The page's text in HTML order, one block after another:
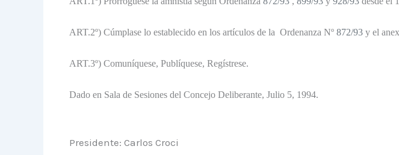
ART.2º) Cúmplase lo establecido en los artículos de la Ordenanza Nº 872/93y el
ART.3º) Comuníquese, Publíquese, Regístrese.
Dado en Sala de Sesiones del Concejo Deliberante, Julio 5, 1994.
Presidente: Carlos Croci